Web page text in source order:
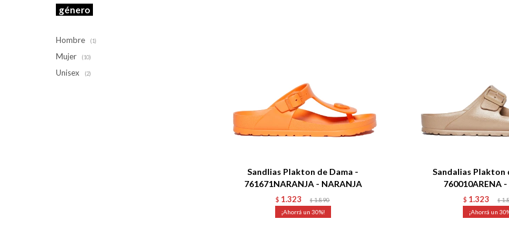
Sandlias Plakton de Dama -
761671NARANJA - NARANJA
$ 1.323 $ 1.890
30
Sandalias Plakton
760010ARENA -
$ 1.323 $
30
género
Hombre (1)
Mujer (10)
Unisex (2)